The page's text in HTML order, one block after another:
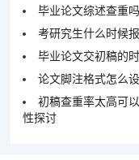
毕业论文综述查重
考研究生什么时候
毕业论文交初稿的
论文脚注格式怎么
初稿查重率太高可
性探讨